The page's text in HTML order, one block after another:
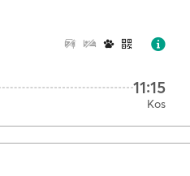
11:15
Kos